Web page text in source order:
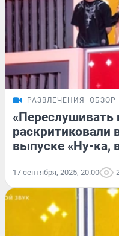
РАЗВЛЕЧЕНИЯ ОБЗОР
«Переслушивать
выпуске «Ну-ка,
17 сентября, 2025, 20:00